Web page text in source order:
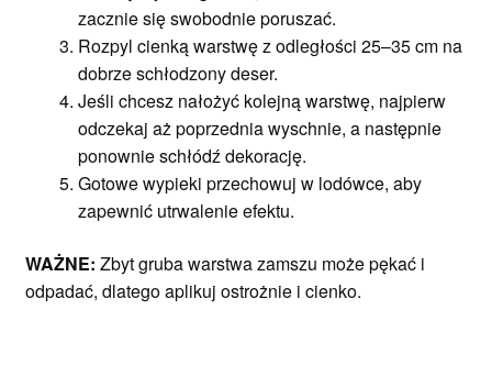
zacznie się swobodnie poruszać.
Rozpyl cienką warstwę z odległości 25–35 cm na
dobrze schłodzony deser.
Jeśli chcesz nałożyć kolejną warstwę, najpierw
odczekaj aż poprzednia wyschnie, a następnie
ponownie schłódź dekorację.
Gotowe wypieki przechowuj w lodówce, aby
zapewnić utrwalenie efektu.
WAŻNE: Zbyt gruba warstwa zamszu może pękać i
odpadać, dlatego aplikuj ostrożnie i cienko.